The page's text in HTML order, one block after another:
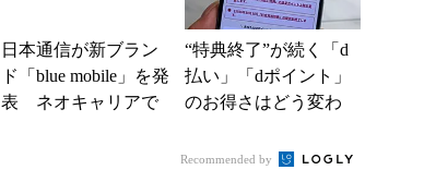
日本通信が新ブラン
ド「blue mobile」を発
表 ネオキャリアで
“特典終了”が続く「d
払い」「dポイント」
のお得さはどう変わ
「dカード」の利用が
Recommended by